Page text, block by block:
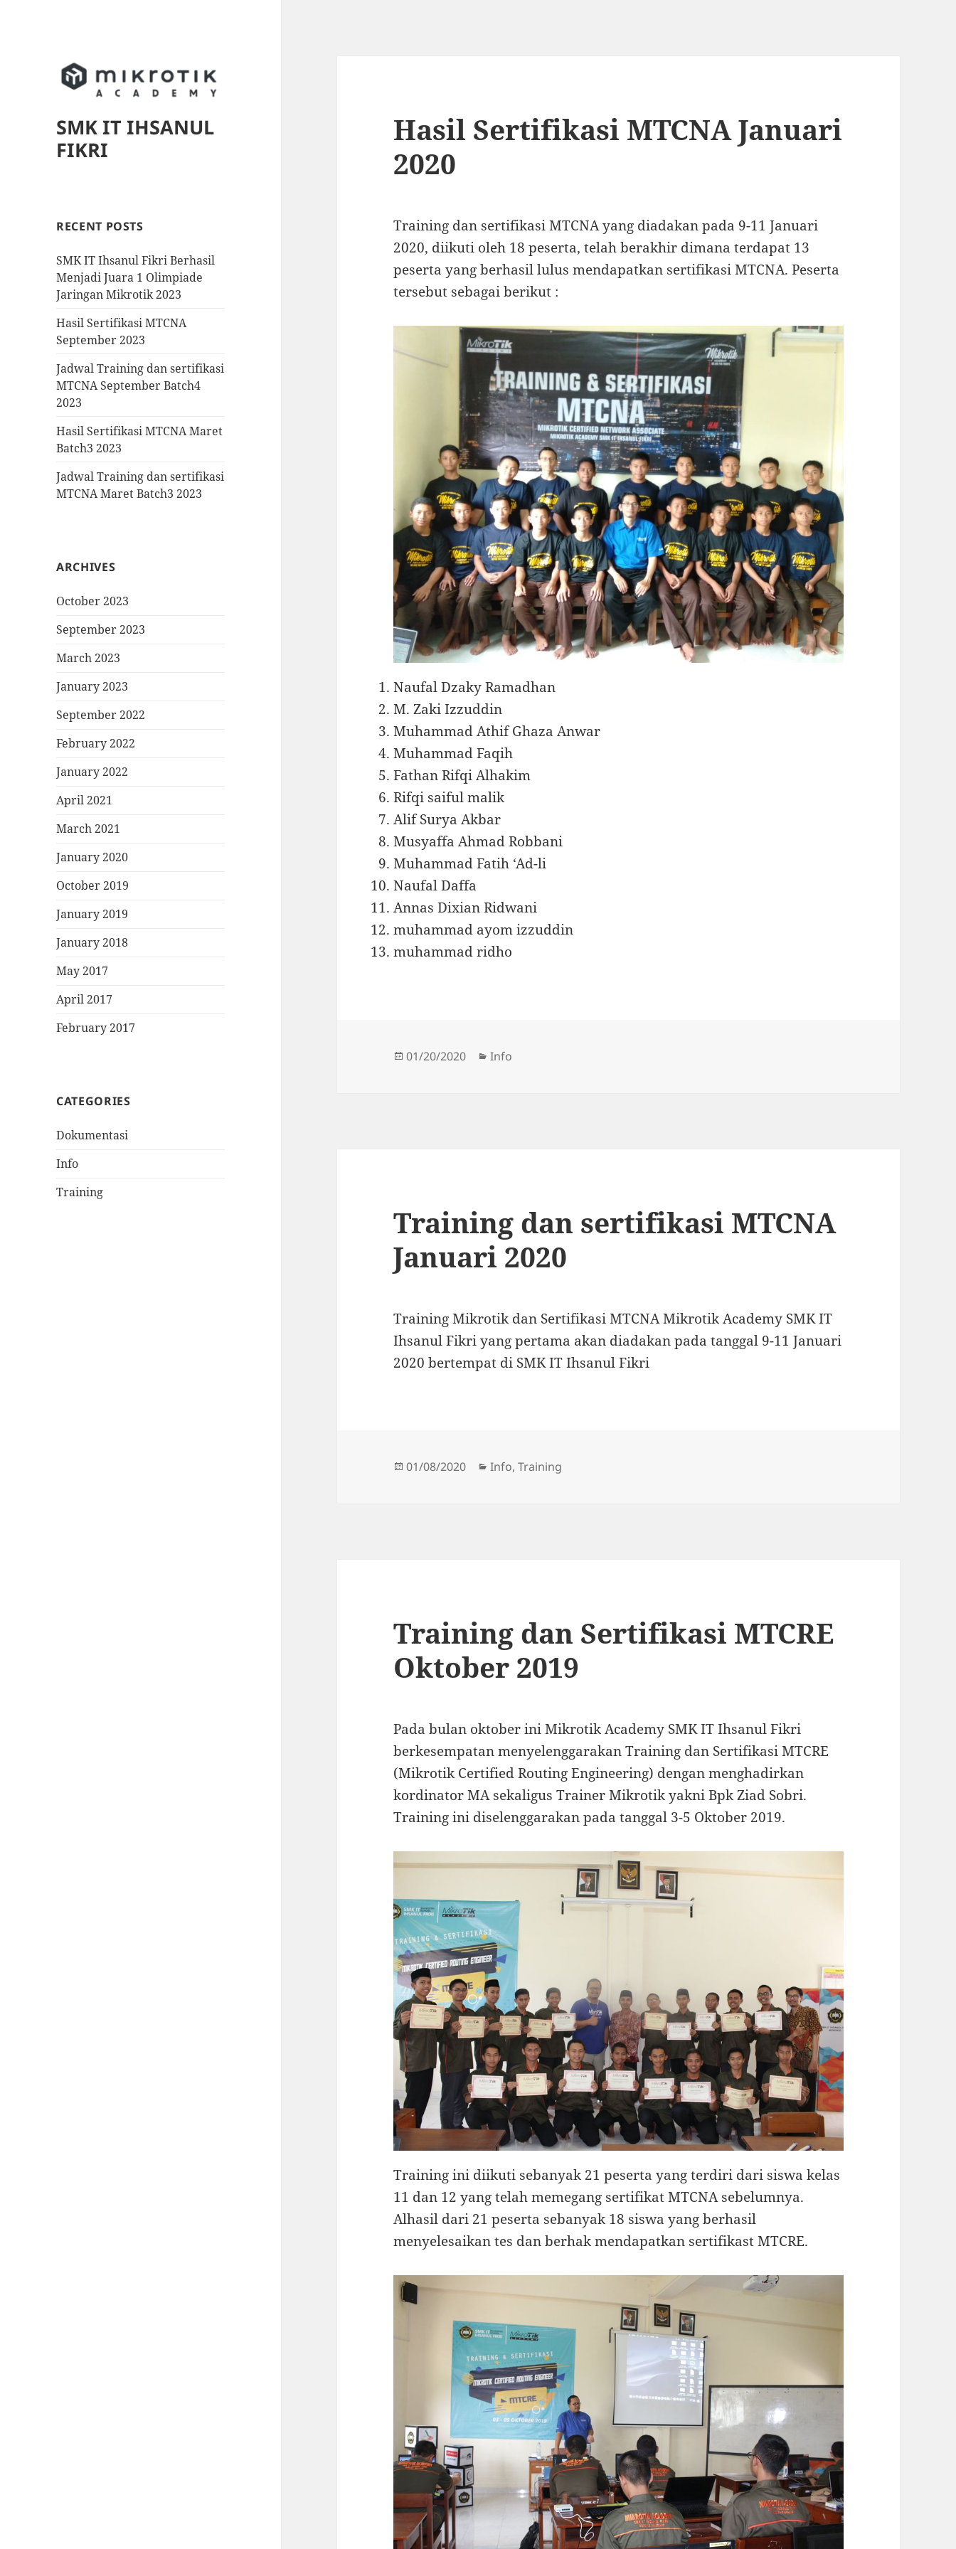
SMK IT IHSANUL
FIKRI
RECENT POSTS
SMK IT Ihsanul Fikri Berhasil
Menjadi Juara 1 Olimpiade
Jaringan Mikrotik 2023
Hasil Sertifikasi MTCNA
September 2023
Jadwal Training dan sertifikasi
MTCNA September Batch4
2023
Hasil Sertifikasi MTCNA Maret
Batch3 2023
Jadwal Training dan sertifikasi
MTCNA Maret Batch3 2023
ARCHIVES
October 2023
September 2023
March 2023
January 2023
September 2022
February 2022
January 2022
April 2021
March 2021
January 2020
October 2019
January 2019
January 2018
May 2017
April 2017
February 2017
CATEGORIES
Dokumentasi
Info
Training
Hasil Sertifikasi MTCNA Januari
2020
Training dan sertifikasi MTCNA yang diadakan pada 9-11 Januari
2020, diikuti oleh 18 peserta, telah berakhir dimana terdapat 13
peserta yang berhasil lulus mendapatkan sertifikasi MTCNA. Peserta
tersebut sebagai berikut :
Naufal Dzaky Ramadhan
M. Zaki Izzuddin
Muhammad Athif Ghaza Anwar
Muhammad Faqih
Fathan Rifqi Alhakim
Rifqi saiful malik
Alif Surya Akbar
Musyaffa Ahmad Robbani
Muhammad Fatih ‘Ad-li
Naufal Daffa
Annas Dixian Ridwani
muhammad ayom izzuddin
muhammad ridho
Posted
01/20/2020 Categories
Info
Training dan sertifikasi MTCNA
Januari 2020
Training Mikrotik dan Sertifikasi MTCNA Mikrotik Academy SMK IT
Ihsanul Fikri yang pertama akan diadakan pada tanggal 9-11 Januari
2020 bertempat di SMK IT Ihsanul Fikri
Posted
01/08/2020 Categories
Info,Training
Training dan Sertifikasi MTCRE
Oktober 2019
Pada bulan oktober ini Mikrotik Academy SMK IT Ihsanul Fikri
berkesempatan menyelenggarakan Training dan Sertifikasi MTCRE
(Mikrotik Certified Routing Engineering) dengan menghadirkan
kordinator MA sekaligus Trainer Mikrotik yakni Bpk Ziad Sobri.
Training ini diselenggarakan pada tanggal 3-5 Oktober 2019.
Training ini diikuti sebanyak 21 peserta yang terdiri dari siswa kelas
11 dan 12 yang telah memegang sertifikat MTCNA sebelumnya.
Alhasil dari 21 peserta sebanyak 18 siswa yang berhasil
menyelesaikan tes dan berhak mendapatkan sertifikast MTCRE.